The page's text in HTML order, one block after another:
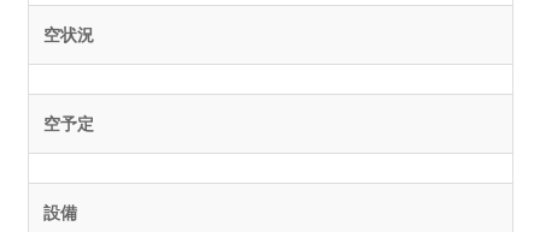
空状況
空予定
設備